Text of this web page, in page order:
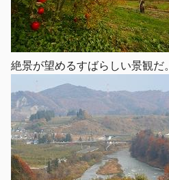
絶景が望めるすばらしい景観だ。